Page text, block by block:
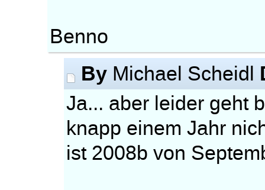
Benno
By Michael Scheidl
Ja... aber leider geht
knapp einem Jahr
ist 2008b von